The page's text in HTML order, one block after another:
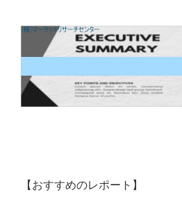
【おすすめのレポート】